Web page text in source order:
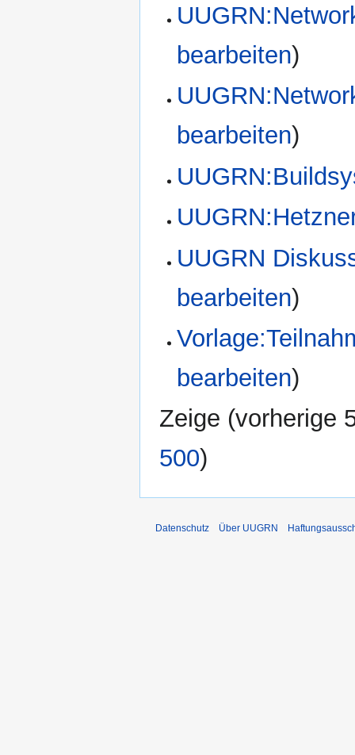
bearbeiten)
bearbeiten)
UUGRN
bearbeiten)
bearbeiten)
Zeige (vorherige
500)
Datenschutz Über UUGRN